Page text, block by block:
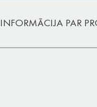
INFORMĀCIJA PAR